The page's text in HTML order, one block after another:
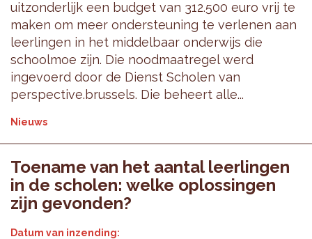
uitzonderlijk een budget van 312.500 euro vrij te
maken om meer ondersteuning te verlenen aan
leerlingen in het middelbaar onderwijs die
schoolmoe zijn. Die noodmaatregel werd
ingevoerd door de Dienst Scholen van
perspective.brussels. Die beheert alle...
Nieuws
Toename van het aantal leerlingen
in de scholen: welke oplossingen
zijn gevonden?
Datum van inzending: